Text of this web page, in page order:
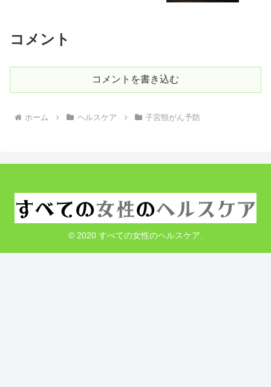
コメント
コメントを書き込む
ホーム ヘルスケア 子宮頸がん予防
© 2020 すべての女性のヘルスケア.